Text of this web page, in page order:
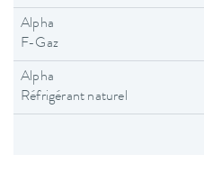
Alpha
F-Gaz
Alpha
Réfrigérant naturel